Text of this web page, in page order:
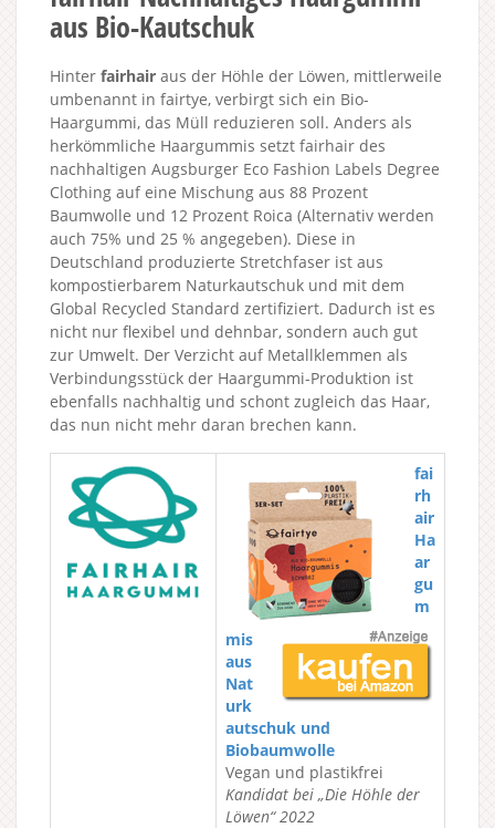
aus Bio-Kautschuk
Hinter fairhair aus der Höhle der Löwen, mittlerweile
umbenannt in fairtye, verbirgt sich ein Bio-
Haargummi, das Müll reduzieren soll. Anders als
herkömmliche Haargummis setzt fairhair des
nachhaltigen Augsburger Eco Fashion Labels Degree
Clothing auf eine Mischung aus 88 Prozent
Baumwolle und 12 Prozent Roica (Alternativ werden
auch 75% und 25 % angegeben). Diese in
Deutschland produzierte Stretchfaser ist aus
kompostierbarem Naturkautschuk und mit dem
Global Recycled Standard zertifiziert. Dadurch ist es
nicht nur flexibel und dehnbar, sondern auch gut
zur Umwelt. Der Verzicht auf Metallklemmen als
Verbindungsstück der Haargummi-Produktion ist
ebenfalls nachhaltig und schont zugleich das Haar,
das nun nicht mehr daran brechen kann.
fai
rh
air
Ha
ar
gu
m
mis
aus
Nat
urk
autschuk und
Biobaumwolle
Vegan und plastikfrei
Kandidat bei „Die Höhle der
Löwen“ 2022